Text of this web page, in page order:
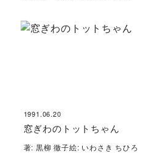
1991.06.20
窓ぎわのトットちゃん
著: 黒柳 徹子絵: いわさき ちひろ